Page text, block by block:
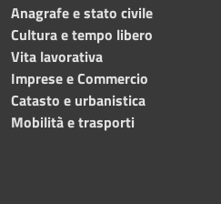
Anagrafe e stato civile
Cultura e tempo libero
Vita lavorativa
Imprese e Commercio
Catasto e urbanistica
Mobilità e trasporti